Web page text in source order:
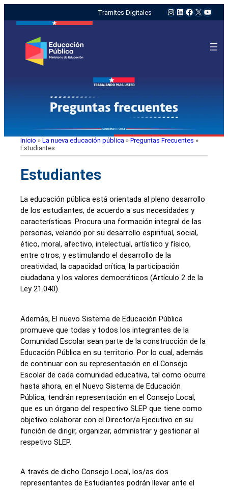
Tramites Digitales Instagram
LinkedIn
Facebook
X
Inicio » La nueva educación pública » Preguntas Frecuentes »
Estudiantes
Estudiantes
La educación pública está orientada al pleno desarrollo
de los estudiantes, de acuerdo a sus necesidades y
características. Procura una formación integral de las
personas, velando por su desarrollo espiritual, social,
ético, moral, afectivo, intelectual, artístico y físico,
entre otros, y estimulando el desarrollo de la
creatividad, la capacidad crítica, la participación
ciudadana y los valores democráticos (Artículo 2 de la
Ley 21.040).
Además, El nuevo Sistema de Educación Pública
promueve que todas y todos los integrantes de la
Comunidad Escolar sean parte de la construcción de la
Educación Pública en su territorio. Por lo cual, además
de continuar con su representación en el Consejo
Escolar de cada comunidad educativa, tal como ocurre
hasta ahora, en el Nuevo Sistema de Educación
Pública, tendrán representación en el Consejo Local,
que es un órgano del respectivo SLEP que tiene como
objetivo colaborar con el Director/a Ejecutivo en su
función de dirigir, organizar, administrar y gestionar al
respetivo SLEP.
A través de dicho Consejo Local, los/as dos
representantes de Estudiantes podrán llevar ante el